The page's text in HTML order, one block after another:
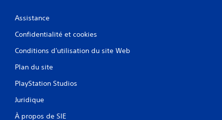
Assistance
Confidentialité et cookies
Conditions d'utilisation du site Web
Plan du site
PlayStation Studios
Juridique
À propos de SIE